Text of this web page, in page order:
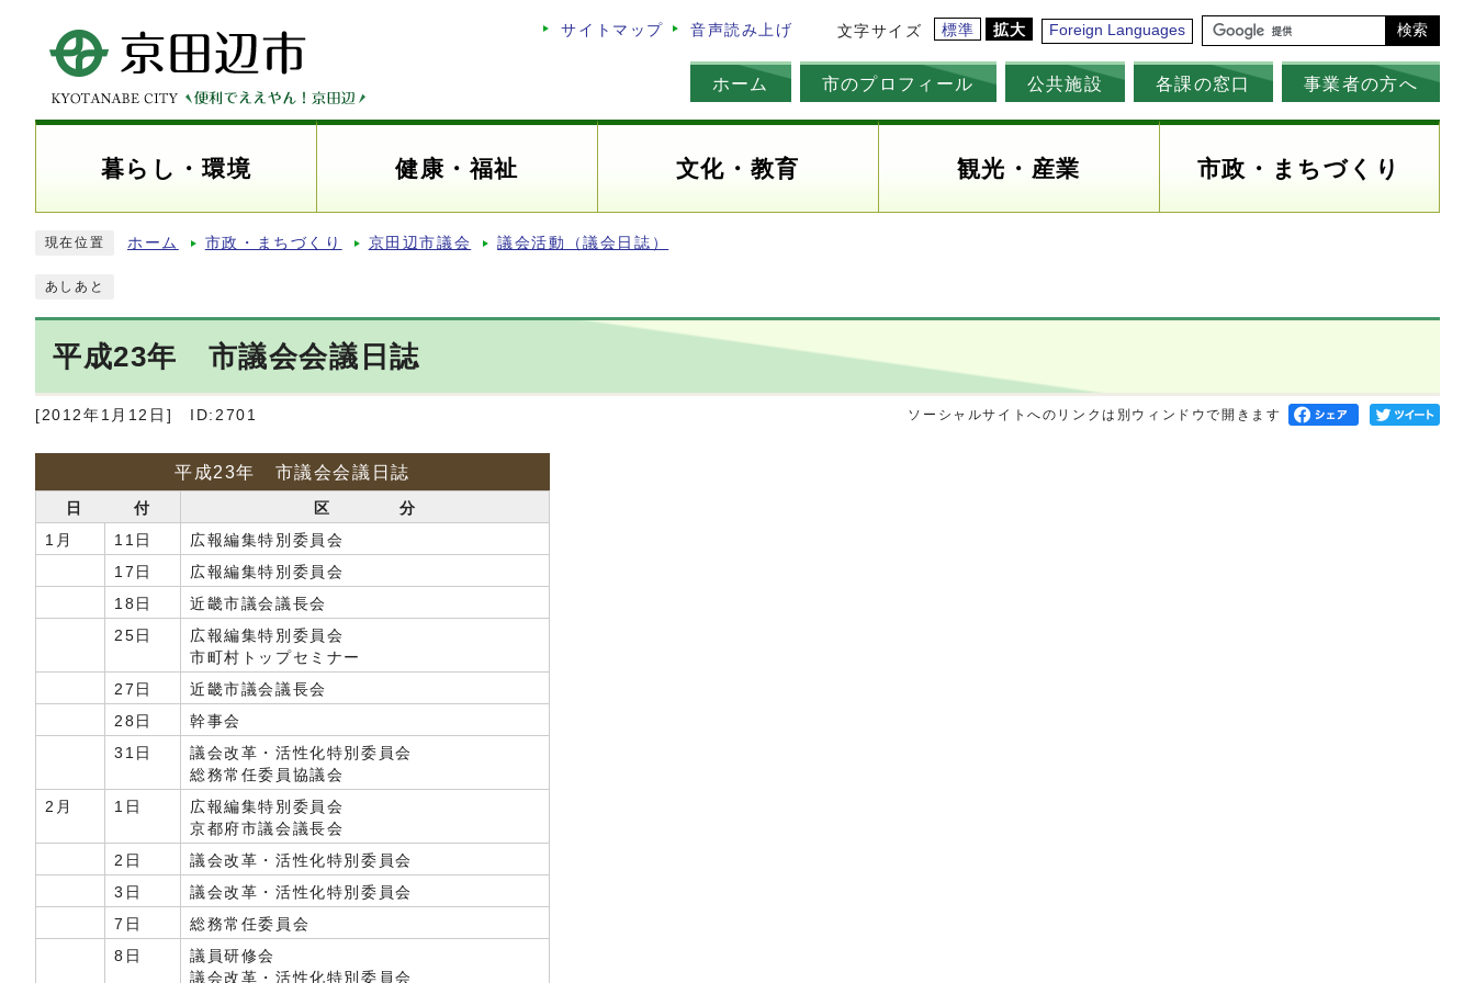
サイトマップ 音声読み上げ 文字サイズ 標準 拡大 Foreign Languages 検索
ホーム 市のプロフィール 公共施設 各課の窓口 事業者の方へ
暮らし・環境 健康・福祉 文化・教育 観光・産業 市政・まちづくり
現在位置 ホーム 市政・まちづくり 京田辺市議会 議会活動（議会日誌）
あしあと
平成23年 市議会会議日誌
[2012年1月12日] ID:2701 ソーシャルサイトへのリンクは別ウィンドウで開きます
平成23年 市議会会議日誌
日 付
区 分
1月
11日
広報編集特別委員会
17日
広報編集特別委員会
18日
近畿市議会議長会
25日
広報編集特別委員会
市町村トップセミナー
27日
近畿市議会議長会
28日
幹事会
31日
議会改革・活性化特別委員会
総務常任委員協議会
2月
1日
広報編集特別委員会
京都府市議会議長会
2日
議会改革・活性化特別委員会
3日
議会改革・活性化特別委員会
7日
総務常任委員会
8日
議員研修会
議会改革・活性化特別委員会